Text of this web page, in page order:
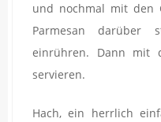
und nochmal mit den
Parmesan
einrühren. Dann mit
servieren.
Hach, ein herrlich